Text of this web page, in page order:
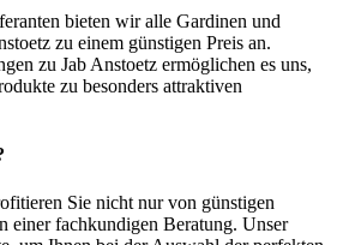
bieten wir alle Gardinen und
zu einem günstigen Preis an.
zu Jab Anstoetz ermöglichen es uns,
zu besonders attraktiven
Sie nicht nur von günstigen
einer fachkundigen Beratung. Unser